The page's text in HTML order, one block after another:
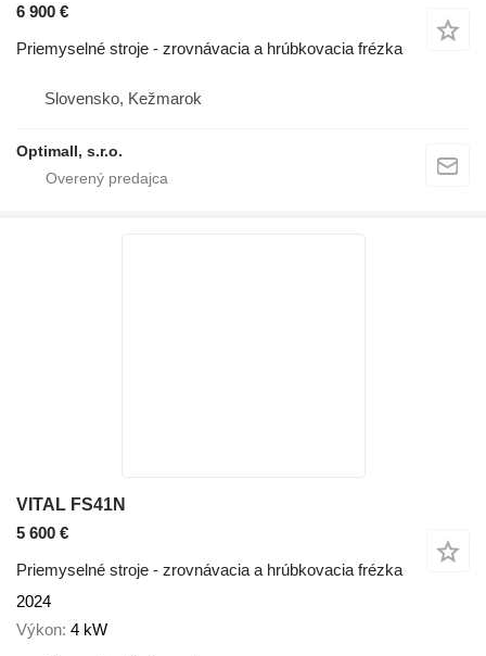
6 900 €
Priemyselné stroje - zrovnávacia a hrúbkovacia frézka
Slovensko, Kežmarok
Optimall, s.r.o.
VITAL FS41N
5 600 €
Priemyselné stroje - zrovnávacia a hrúbkovacia frézka
2024
Výkon 4 kW